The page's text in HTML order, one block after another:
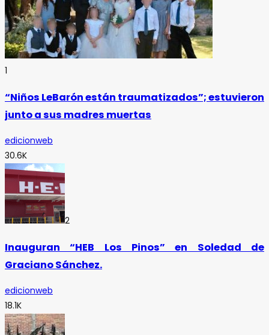
1
“Niños LeBarón están traumatizados”; estuvieron
junto a sus madres muertas
edicionweb
30.6K
2
Inauguran “HEB Los Pinos” en Soledad de
Graciano Sánchez.
edicionweb
18.1K